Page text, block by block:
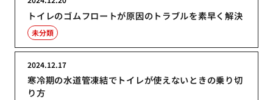
トイレのゴムフロートが原因のトラブルを素早く解決
未分類
寒冷期の水道管凍結でトイレが使えないときの乗り切
り方
2024.12.17